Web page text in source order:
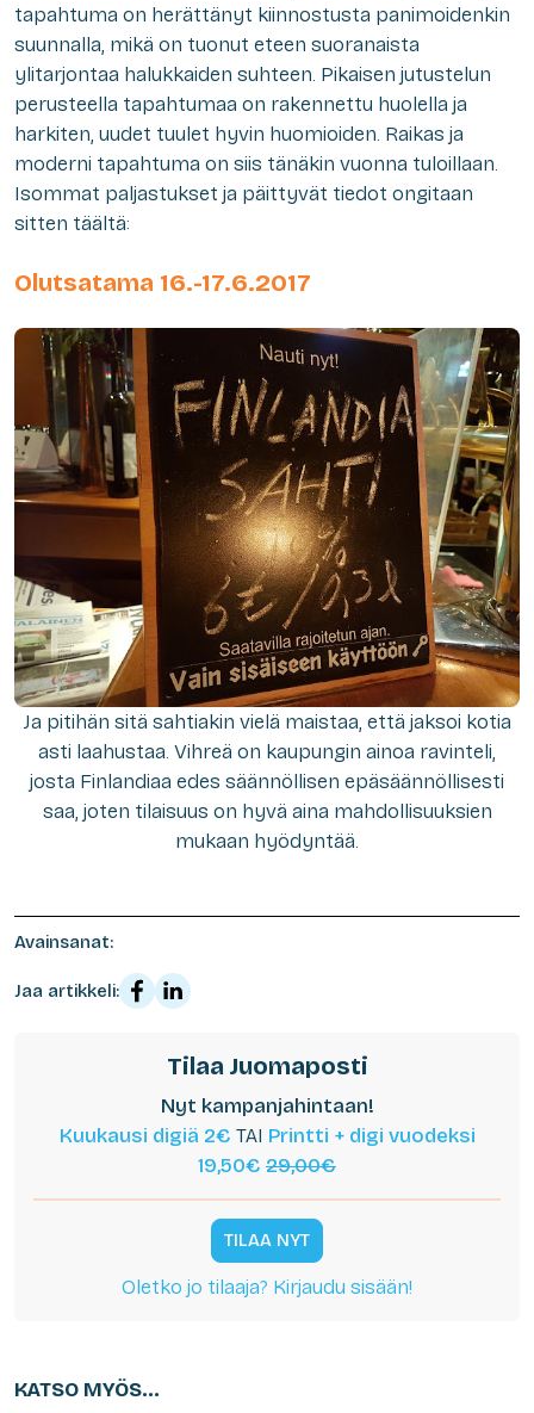
tapahtuma on herättänyt kiinnostusta panimoidenkin
suunnalla, mikä on tuonut eteen suoranaista
ylitarjontaa halukkaiden suhteen. Pikaisen jutustelun
perusteella tapahtumaa on rakennettu huolella ja
harkiten, uudet tuulet hyvin huomioiden. Raikas ja
moderni tapahtuma on siis tänäkin vuonna tuloillaan.
Isommat paljastukset ja päittyvät tiedot ongitaan
sitten täältä:
Olutsatama 16.-17.6.2017
Ja pitihän sitä sahtiakin vielä maistaa, että jaksoi kotia
asti laahustaa. Vihreä on kaupungin ainoa ravinteli,
josta Finlandiaa edes säännöllisen epäsäännöllisesti
saa, joten tilaisuus on hyvä aina mahdollisuuksien
mukaan hyödyntää.
Avainsanat:
Jaa artikkeli:
Tilaa Juomaposti
Nyt kampanjahintaan!
Kuukausi digiä 2€ TAI Printti + digi vuodeksi
19,50€ 29,00€
TILAA NYT
Oletko jo tilaaja? Kirjaudu sisään!
KATSO MYÖS...